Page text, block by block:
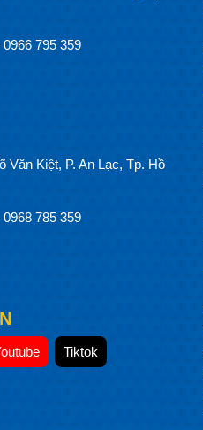
795 359
Văn Kiệt, P. An Lạc, Tp. Hồ
785 359
Tiktok